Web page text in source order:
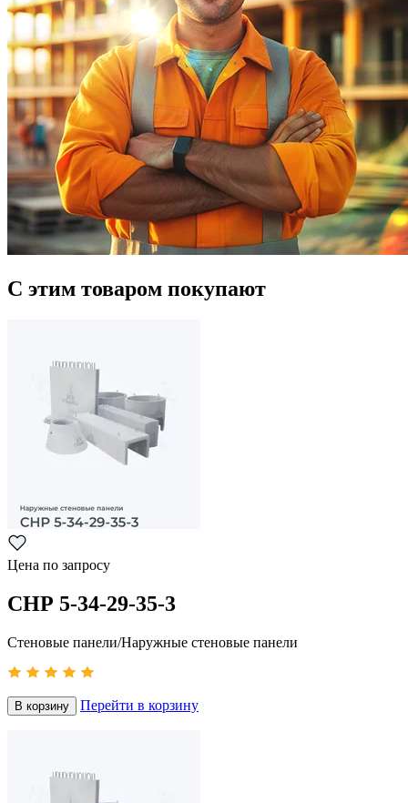
С этим товаром покупают
Цена по запросу
СНР 5-34-29-35-3
Стеновые панели/Наружные стеновые панели
В корзину Перейти в корзину